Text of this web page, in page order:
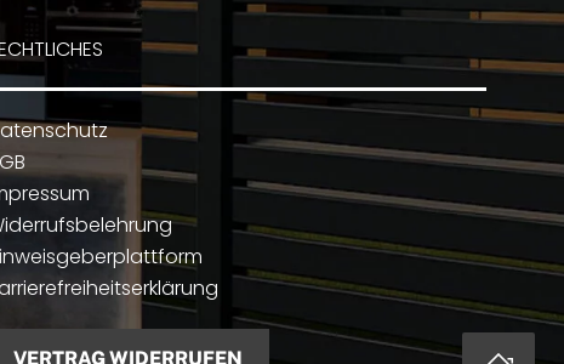
VERTRAG WIDERRUFEN